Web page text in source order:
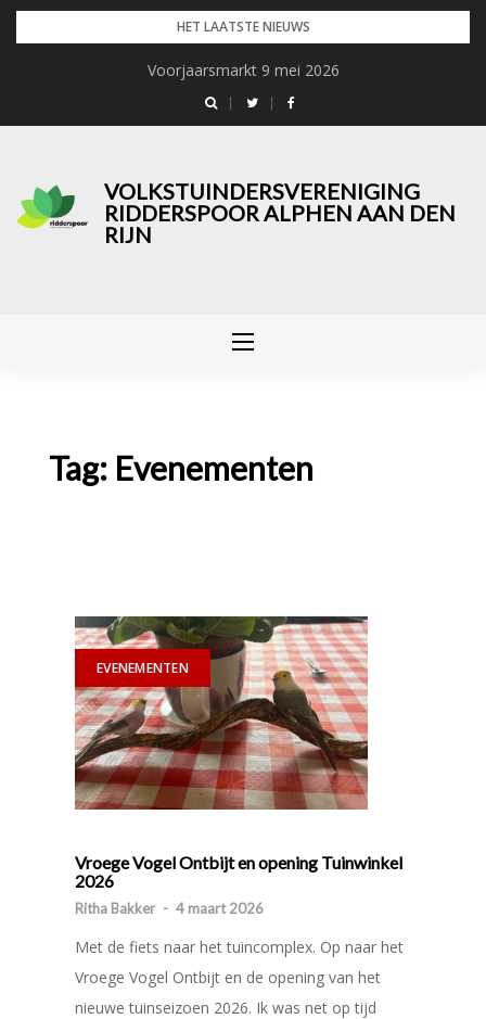
Skip
HET LAATSTE NIEUWS
Voorjaarsmarkt 9 mei 2026
VOLKSTUINDERSVERENIGING
RIDDERSPOOR ALPHEN AAN DEN
RIJN
Tag: Evenementen
EVENEMENTEN
Vroege Vogel Ontbijt en opening Tuinwinkel
2026
Ritha Bakker - 4 maart 2026
Met de fiets naar het tuincomplex. Op naar het
Vroege Vogel Ontbijt en de opening van het
nieuwe tuinseizoen 2026. Ik was net op tijd